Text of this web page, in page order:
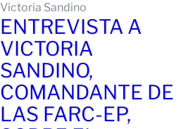
Victoria Sandino
ENTREVISTA A
VICTORIA
SANDINO,
COMANDANTE DE
LAS FARC-EP,